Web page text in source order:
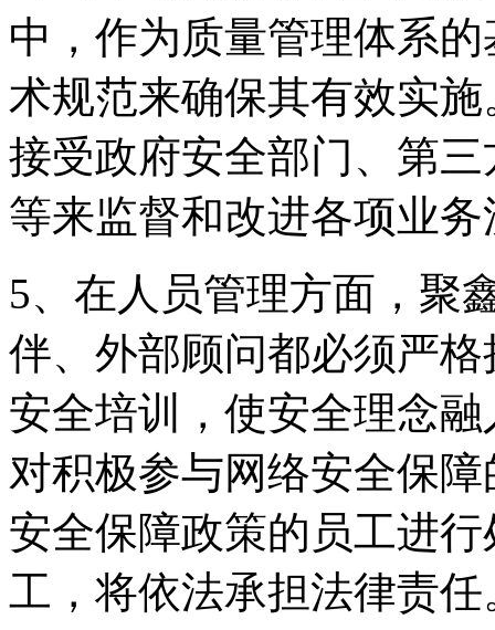
中，作为质量管理体系
术规范来确保其有效实
接受政府安全部门、
等来监督和改进各项业务
5、在人员管理方面
伴、外部顾问都必须严
安全培训，使安全理
对积极参与网络安全保障
安全保障政策的员工进行
工，将依法承担法律责